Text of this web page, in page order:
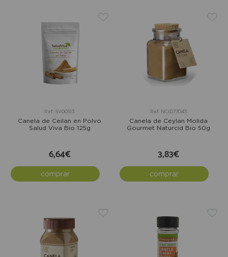
Ref: SV00513
Canela de Ceilan en Polvo
Salud Viva Bio 125g
6,64€
comprar
Ref: NCID77043
Canela de Ceylan Molida
Gourmet Naturcid Bio 50g
3,83€
comprar